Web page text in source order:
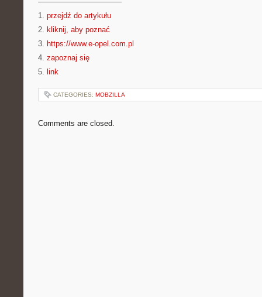
1. przejdź do artykułu
2. kliknij, aby poznać
3. https://www.e-opel.com.pl
4. zapoznaj się
5. link
CATEGORIES: MOBZILLA
Comments are closed.